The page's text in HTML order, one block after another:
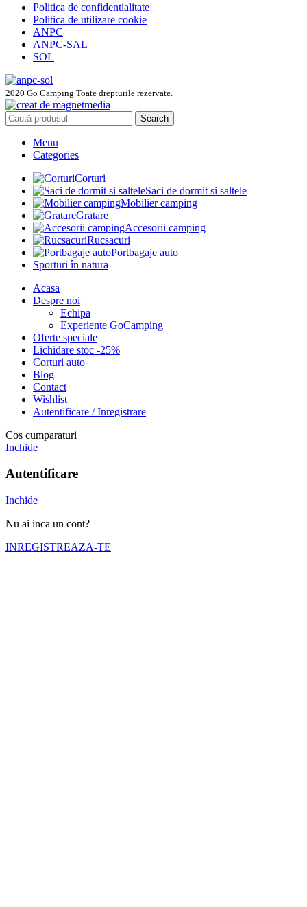
Politica de confidentialitate
Politica de utilizare cookie
ANPC
ANPC-SAL
SOL
2020 Go Camping Toate drepturile rezervate.
Search
Menu
Categories
Corturi
Saci de dormit si saltele
Mobilier camping
Gratare
Accesorii camping
Rucsacuri
Portbagaje auto
Sporturi în natura
Acasa
Despre noi
Echipa
Experiente GoCamping
Oferte speciale
Lichidare stoc -25%
Corturi auto
Blog
Contact
Wishlist
Autentificare / Inregistrare
Cos cumparaturi
Inchide
Autentificare
Inchide
Nu ai inca un cont?
INREGISTREAZA-TE